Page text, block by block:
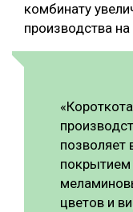
комбинату
производства на
позволяет
цветов и